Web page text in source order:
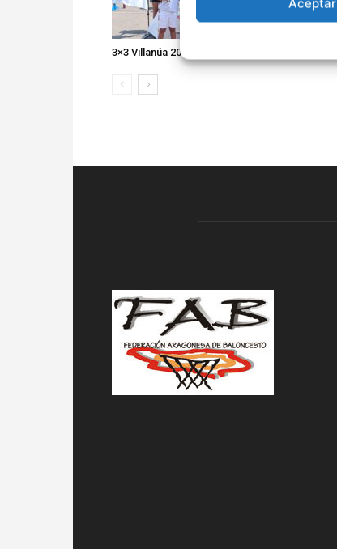
Aceptar
3×3 Villanúa 2026